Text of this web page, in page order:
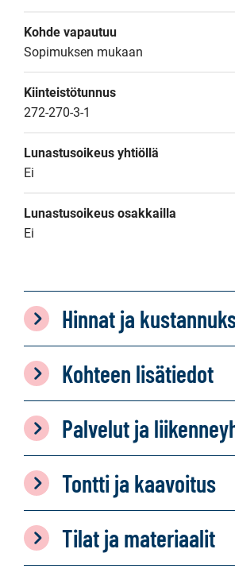
Kohde vapautuu
Sopimuksen mukaan
Kiinteistötunnus
272-270-3-1
Lunastusoikeus yhtiöllä
Ei
Lunastusoikeus osakkailla
Ei
Hinnat ja
Kohteen lisätiedot
Palvelut ja
Tontti ja kaavoitus
Tilat ja materiaalit